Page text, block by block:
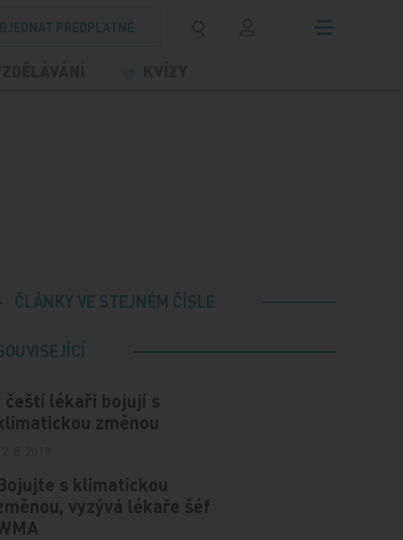
PŘEDPLATNÉ
ČLÁNKY VE STEJNÉM ČÍSLE
čeští lékaři bojují s
změnou
s klimatickou
vyzývá lékaře šéf